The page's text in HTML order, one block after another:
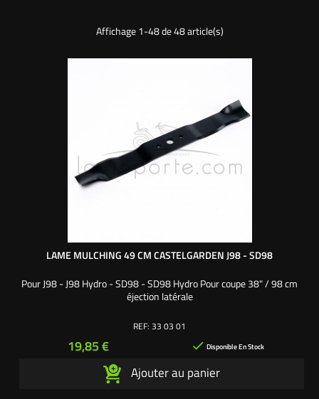
Affichage 1-48 de 48 article(s)
LAME MULCHING 49 CM CASTELGARDEN J98 - SD98
Pour J98 - J98 Hydro - SD98 - SD98 Hydro Pour coupe 38" / 98 cm
éjection latérale
REF: 33 03 01
Prix
19,85 €  Disponible En Stock
Ajouter au panier